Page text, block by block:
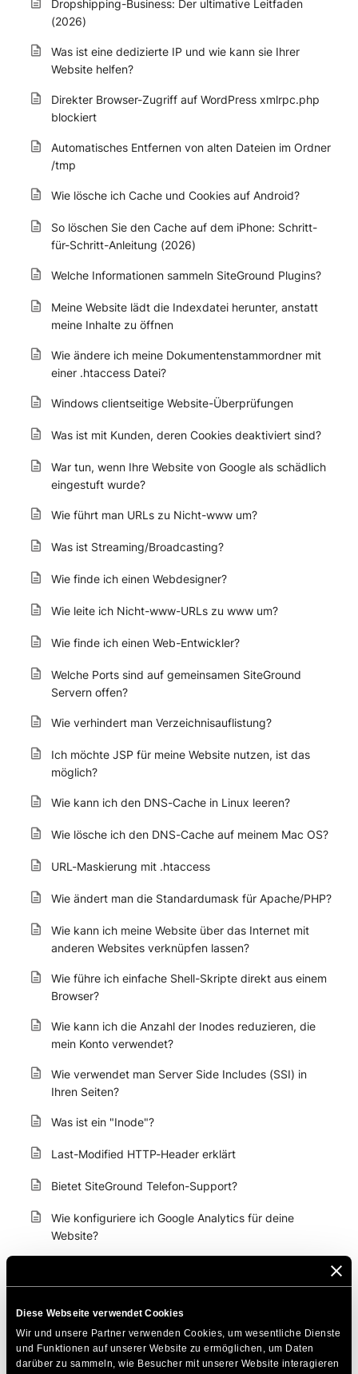
Diese Webseite verwendet Cookies
Wir und unsere Partner verwenden Cookies, um wesentliche Dienste
und Funktionen auf unserer Website zu ermöglichen, um Daten
darüber zu sammeln, wie Besucher mit unserer Website interagieren
Dropshipping-Business: Der ultimative Leitfaden
(2026)
Was ist eine dedizierte IP und wie kann sie Ihrer
Website helfen?
Direkter Browser-Zugriff auf WordPress xmlrpc.php
blockiert
Automatisches Entfernen von alten Dateien im Ordner
/tmp
Wie lösche ich Cache und Cookies auf Android?
So löschen Sie den Cache auf dem iPhone: Schritt-
für-Schritt-Anleitung (2026)
Welche Informationen sammeln SiteGround Plugins?
Meine Website lädt die Indexdatei herunter, anstatt
meine Inhalte zu öffnen
Wie ändere ich meine Dokumentenstammordner mit
einer .htaccess Datei?
Windows clientseitige Website-Überprüfungen
Was ist mit Kunden, deren Cookies deaktiviert sind?
War tun, wenn Ihre Website von Google als schädlich
eingestuft wurde?
Wie führt man URLs zu Nicht-www um?
Was ist Streaming/Broadcasting?
Wie finde ich einen Webdesigner?
Wie leite ich Nicht-www-URLs zu www um?
Wie finde ich einen Web-Entwickler?
Welche Ports sind auf gemeinsamen SiteGround
Servern offen?
Wie verhindert man Verzeichnisauflistung?
Ich möchte JSP für meine Website nutzen, ist das
möglich?
Wie kann ich den DNS-Cache in Linux leeren?
Wie lösche ich den DNS-Cache auf meinem Mac OS?
URL-Maskierung mit .htaccess
Wie ändert man die Standardumask für Apache/PHP?
Wie kann ich meine Website über das Internet mit
anderen Websites verknüpfen lassen?
Wie führe ich einfache Shell-Skripte direkt aus einem
Browser?
Wie kann ich die Anzahl der Inodes reduzieren, die
mein Konto verwendet?
Wie verwendet man Server Side Includes (SSI) in
Ihren Seiten?
Was ist ein "Inode"?
Last-Modified HTTP-Header erklärt
Bietet SiteGround Telefon-Support?
Wie konfiguriere ich Google Analytics für deine
Website?
werden- Kopfzeilen, die bereits von ... gesendet
Wie kann ich Besucher auf meine neue Domain
weiterleiten?